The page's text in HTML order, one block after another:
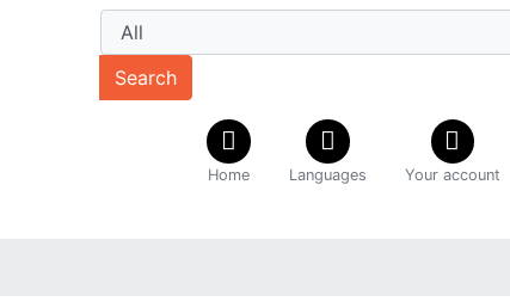
Search
Home Languages Your account